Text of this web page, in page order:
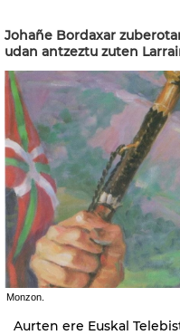
Johañe Bordaxar
udan antzeztu zuten
Monzon.
Aurten ere Euskal